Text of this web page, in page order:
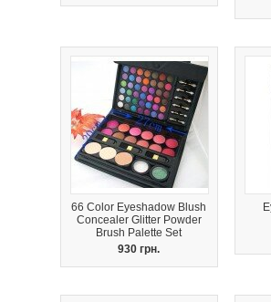
66 Color Eyeshadow Blush
Concealer Glitter Powder
Brush Palette Set
930 грн.